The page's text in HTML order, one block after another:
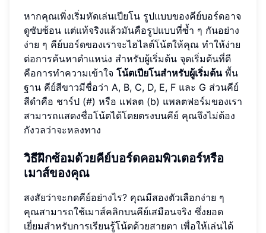
หากคุณเพิ่งเริ่มหัดเล่นเปียโน รูปแบบของคีย์บอร์ดอาจ
ดูซับซ้อน แต่แท้จริงแล้วมันคือรูปแบบที่ซ้ำ ๆ กันอย่าง
ง่าย ๆ คีย์บอร์ดของเราจะไฮไลต์โน้ตให้คุณ ทำให้ง่าย
ต่อการค้นหาตำแหน่ง สำหรับผู้เริ่มต้น จุดเริ่มต้นที่ดี
คือการทำความเข้าใจ โน้ตเปียโนสำหรับผู้เริ่มต้นพื้น
ฐาน คีย์สีขาวมีชื่อว่า A, B, C, D, E, F และ G ส่วนคีย์
สีดำคือ ชาร์ป (#) หรือ แฟลต (b) แพลตฟอร์มของเรา
สามารถแสดงชื่อโน้ตได้โดยตรงบนคีย์ คุณจึงไม่ต้อง
กังวลว่าจะหลงทาง
วิธีฝึกซ้อมด้วยคีย์บอร์ดคอมพิวเตอร์หรือ
เมาส์ของคุณ
สงสัยว่าจะกดคีย์อย่างไร? คุณมีสองตัวเลือกง่าย ๆ
คุณสามารถใช้เมาส์คลิกบนคีย์เสมือนจริง ซึ่งยอด
เยี่ยมสำหรับการเรียนรู้โน้ตด้วยสายตา เพื่อให้เล่นได้